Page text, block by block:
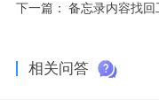
下一篇： 备忘录内容找回
相关问答